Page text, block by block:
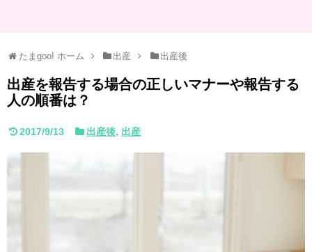
たまgoo! ホーム 出産 出産後
出産を報告する場合の正しいマナーや報告する
人の順番は？
2017/9/13 出産後, 出産